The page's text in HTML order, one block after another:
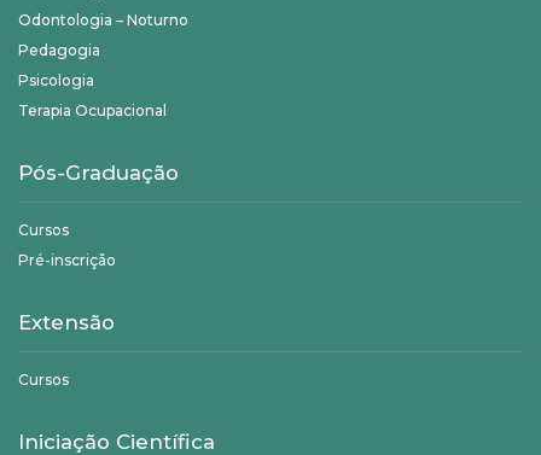
Odontologia – Noturno
Pedagogia
Psicologia
Terapia Ocupacional
Pós-Graduação
Cursos
Pré-inscrição
Extensão
Cursos
Iniciação Científica